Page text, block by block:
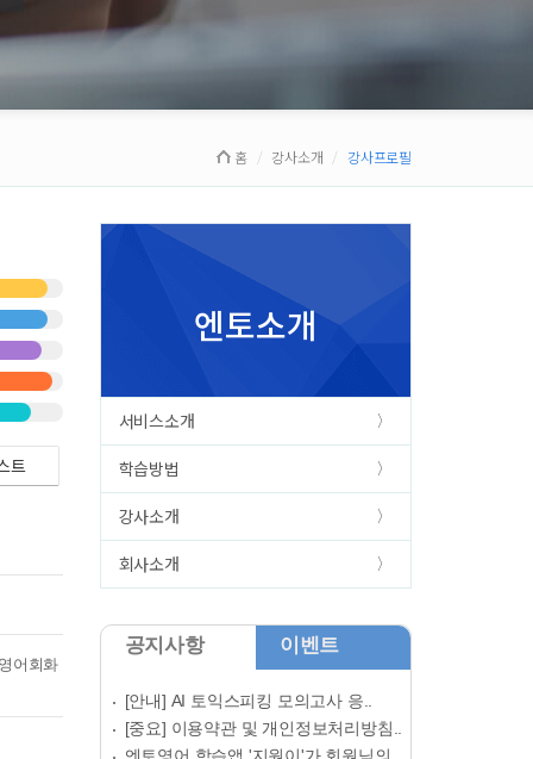
홈 강사소개 강사프로필
트
어회화
엔토소개
서비스소개
학습방법
강사소개
회사소개
공지사항 이벤트
[안내] AI 토익스피킹 모의고사 응..
[중요] 이용약관 및 개인정보처리방침..
엔토영어 학습앱 '지원이'가 회원님의..